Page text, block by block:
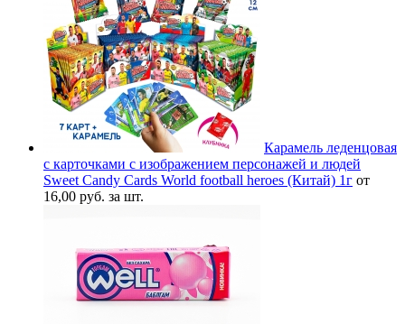
Карамель леденцовая
с карточками с изображением персонажей и людей
Sweet Candy Cards World football heroes (Китай) 1г от
16,00 руб. за шт.